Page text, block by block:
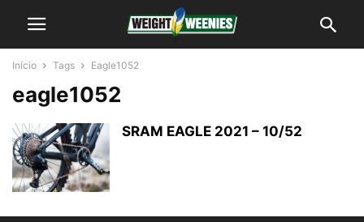
Início Tags Eagle1052
eagle1052
SRAM EAGLE 2021 – 10/52